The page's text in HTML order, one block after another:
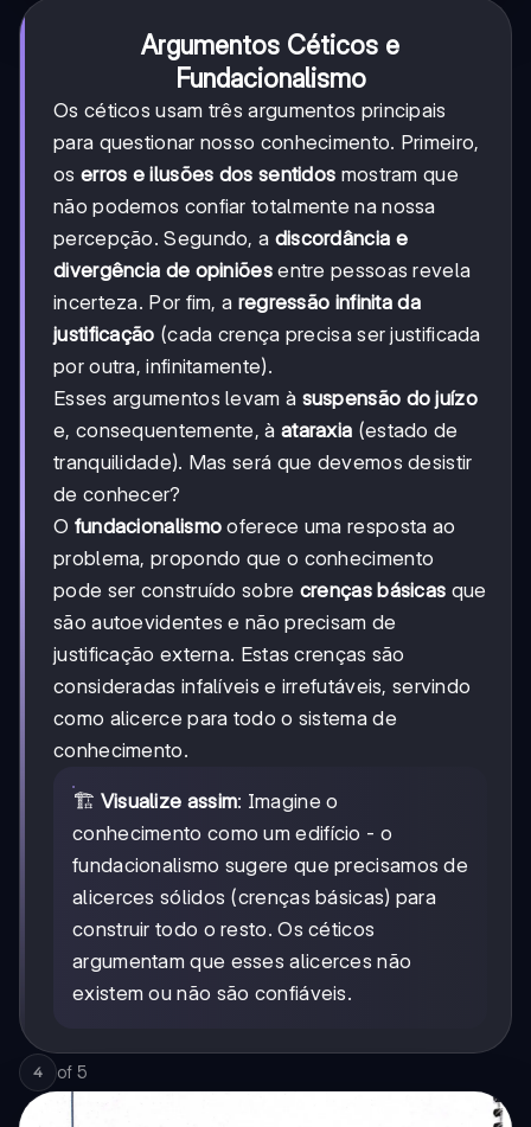
Argumentos Céticos e
Fundacionalismo
Os céticos usam três argumentos principais
para questionar nosso conhecimento. Primeiro,
os erros e ilusões dos sentidos mostram que
não podemos confiar totalmente na nossa
percepção. Segundo, a discordância e
divergência de opiniõesentre pessoas revela
incerteza. Por fim, a regressão infinita da
justificação (cada crença precisa ser justificada
por outra, infinitamente).
Esses argumentos levam à suspensão do juízo
e, consequentemente, à ataraxia (estado de
tranquilidade). Mas será que devemos desistir
de conhecer?
O fundacionalismo oferece uma resposta ao
problema, propondo que o conhecimento
pode ser construído sobre crenças básicas que
são autoevidentes e não precisam de
justificação externa. Estas crenças são
consideradas infalíveis e irrefutáveis, servindo
como alicerce para todo o sistema de
conhecimento.
🏗️ Visualize assim: Imagine o
conhecimento como um edifício - o
fundacionalismo sugere que precisamos de
alicerces sólidos (crenças básicas) para
construir todo o resto. Os céticos
argumentam que esses alicerces não
existem ou não são confiáveis.
4 of 5